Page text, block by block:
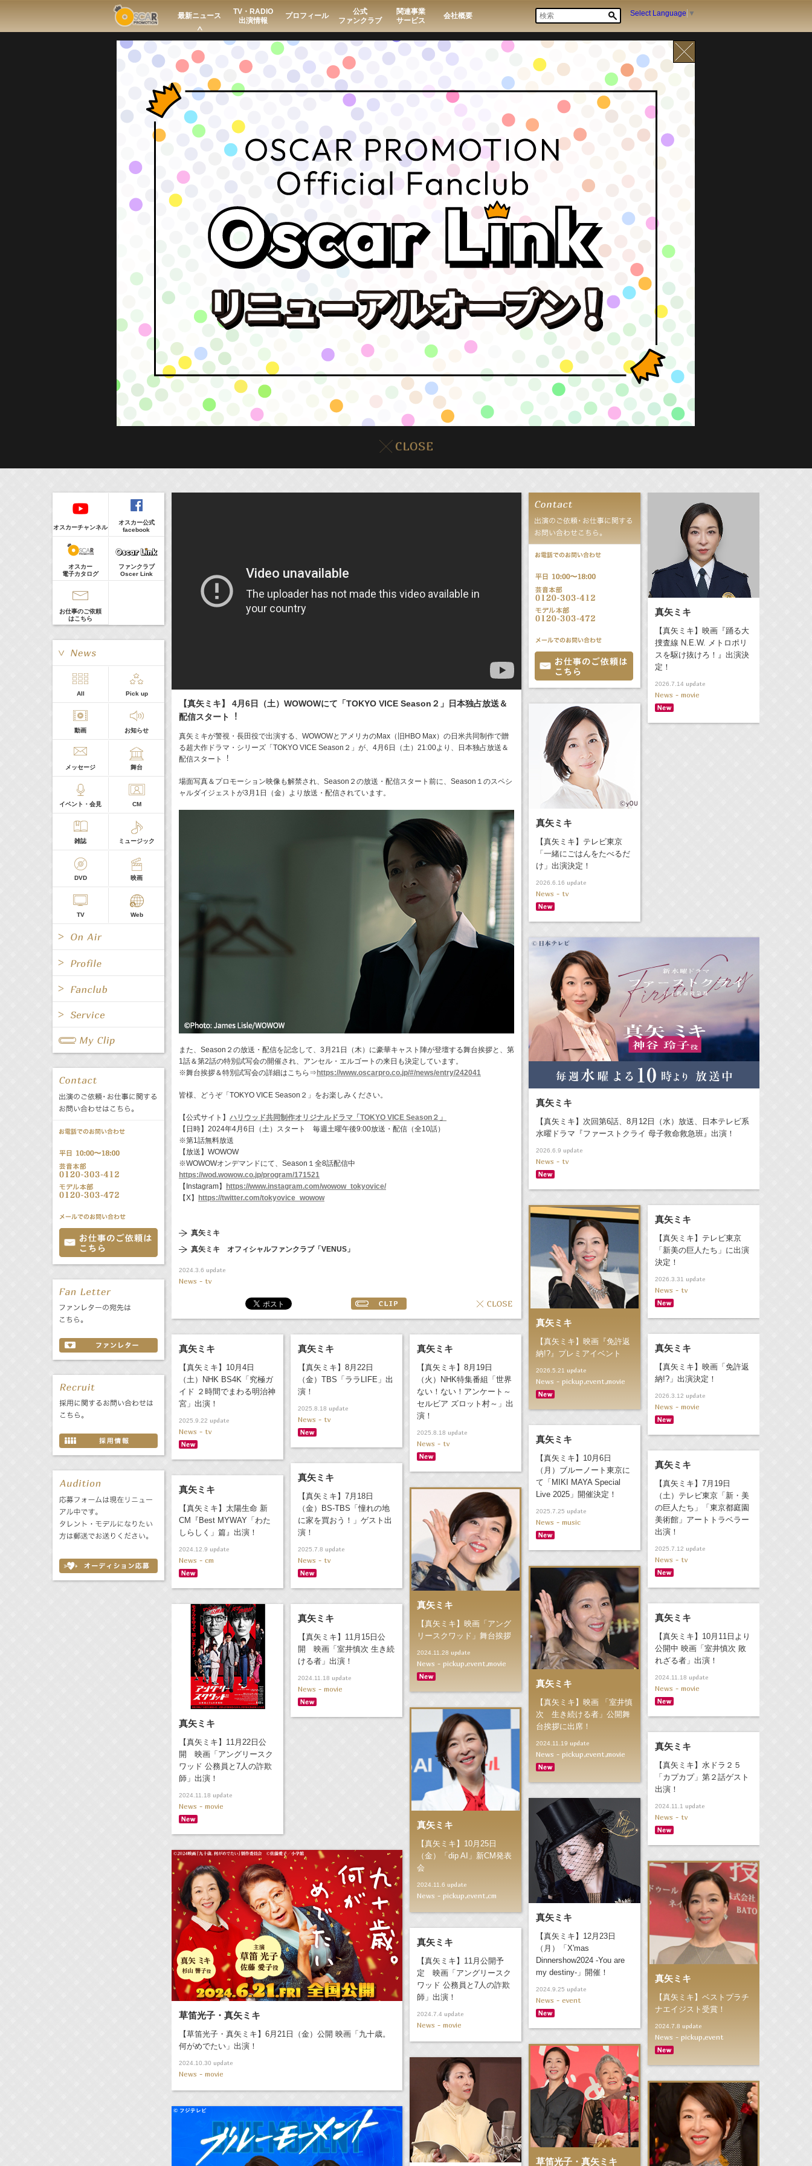
最新ニュース
TV・RADIO
出演情報
プロフィール
公式
ファンクラブ
関連事業
サービス
会社概要 Select Language ▼
8/7(Fri)
イベント
販売情報
17:10-17:30(Radio
河北麻友子のマユコレ！
Tシャツが乾くまで
庄司浩平
> More
【真矢ミキ】 4月6日（土）WOWOWにて「TOKYO VICE Season２」日本独占放送＆
配信スタート︕
真矢ミキが警視・⻑⽥役で出演する、WOWOWとアメリカのMax（旧HBO Max）の⽇米共同制作で贈
る超大作ドラマ・シリーズ「TOKYO VICE Season２」が、4月6日（土）21:00より、日本独占放送＆
配信スタート︕
場⾯写真＆プロモーション映像も解禁され、Season２の放送・配信スタート前に、Season１のスペシ
ャルダイジェストが3月1日（⾦）より放送・配信されています。
また、Season２の放送・配信を記念して、3月21日（木）に豪華キャスト陣が登壇する舞台挨拶と、第
1話＆第2話の特別試写会の開催され、アンセル・エルゴートの来日も決定しています。
※舞台挨拶＆特別試写会の詳細はこちら⇒ https://www.oscarpro.co.jp/#/news/entry/242041
皆様、どうぞ「TOKYO VICE Season２」をお楽しみください。
【公式サイト】 ハリウッド共同制作オリジナルドラマ「TOKYO VICE Season２」
【日時】2024年4月6日（土）スタート 毎週土曜午後9:00放送・配信（全10話）
※第1話無料放送
【放送】WOWOW
※WOWOWオンデマンドにて、Season１全8話配信中
https://wod.wowow.co.jp/program/171521
【Instagram】
https://www.instagram.com/wowow_tokyovice/
【X】
https://twitter.com/tokyovice_wowow
真矢ミキ
真矢ミキ オフィシャルファンクラブ「VENUS」
2024.3.6 update
News - tv
真矢ミキ
【真矢ミキ】映画『踊る大
捜査線 N.E.W. メトロポリ
スを駆け抜けろ！』出演決
定！
2026.7.14 update
News - movie
真矢ミキ
【真矢ミキ】テレビ東京
「一緒にごはんをたべるだ
け」出演決定！
2026.6.16 update
News - tv
真矢ミキ
【真矢ミキ】次回第6話、8月12日（水）放送、日本テレビ系
水曜ドラマ『ファーストクライ 母子救命救急班』出演！
2026.6.9 update
News - tv
真矢ミキ
【真矢ミキ】映画『免許返
納!?』プレミアイベント
2026.5.21 update
News - pickup,event,movie
真矢ミキ
【真矢ミキ】テレビ東京
「新美の巨人たち」に出演
決定！
2026.3.31 update
News - tv
真矢ミキ
【真矢ミキ】映画「免許返
納!?」出演決定！
2026.3.12 update
News - movie
真矢ミキ
【真矢ミキ】10月4日
（土）NHK BS4K「究極ガ
イド ２時間でまわる明治神
宮」出演！
2025.9.22 update
News - tv
真矢ミキ
【真矢ミキ】8月22日
（金）TBS「ララLIFE」出
演！
2025.8.18 update
News - tv
真矢ミキ
【真矢ミキ】8月19日
（火）NHK特集番組「世界
ない！ない！アンケート～
セルビア ズロット村～」出
演！
2025.8.18 update
News - tv 真矢ミキ
【真矢ミキ】10月6日
（月）ブルーノート東京に
て「MIKI MAYA Special
Live 2025」開催決定！
2025.7.25 update
News - music
真矢ミキ
【真矢ミキ】7月19日
（土）テレビ東京「新・美
の巨人たち」「東京都庭園
美術館」アートトラベラー
出演！
2025.7.12 update
News - tv
真矢ミキ
【真矢ミキ】7月18日
（金）BS-TBS「憧れの地
に家を買おう！」ゲスト出
演！
2025.7.8 update
News - tv
真矢ミキ
【真矢ミキ】太陽生命 新
CM『Best MYWAY「わた
しらしく」篇』出演！
2024.12.9 update
News - cm
真矢ミキ
【真矢ミキ】映画「アング
リースクワッド」舞台挨拶
2024.11.28 update
News - pickup,event,movie
真矢ミキ
【真矢ミキ】映画 「室井慎
次 生き続ける者」公開舞
台挨拶に出席！
2024.11.19 update
News - pickup,event,movie
真矢ミキ
【真矢ミキ】10月11日より
公開中 映画「室井慎次 敗
れざる者」出演！
2024.11.18 update
News - movie
真矢ミキ
【真矢ミキ】11月22日公
開 映画「アングリースク
ワッド 公務員と7人の詐欺
師」出演！
2024.11.18 update
News - movie
真矢ミキ
【真矢ミキ】11月15日公
開 映画「室井慎次 生き続
ける者」出演！
2024.11.18 update
News - movie
真矢ミキ
【真矢ミキ】10月25日
（金）「dip AI」新CM発表
会
2024.11.6 update
News - pickup,event,cm
真矢ミキ
【真矢ミキ】水ドラ２５
「カプカプ」第２話ゲスト
出演！
2024.11.1 update
News - tv
草笛光子・真矢ミキ
【草笛光子・真矢ミキ】6月21日（金）公開 映画「九十歳。
何がめでたい」出演！
2024.10.30 update
News - movie
真矢ミキ
【真矢ミキ】12月23日
（月）「X'mas
Dinnershow2024 -You are
my destiny-」開催！
2024.9.25 update
News - event
真矢ミキ
【真矢ミキ】ベストプラチ
ナエイジスト受賞！
2024.7.8 update
News - pickup,event
真矢ミキ
【真矢ミキ】11月公開予
定 映画「アングリースク
ワッド 公務員と7人の詐欺
師」出演！
2024.7.4 update
News - movie
草笛光子・真矢ミキ
オスカーチャンネル
オスカー公式
facebook
オスカー
電子カタログ
ファンクラブ
Oscer Link
お仕事のご依頼
はこちら
All Pick up
動画 お知らせ
メッセージ 舞台
イベント・会見 CM
雑誌 ミュージック
DVD 映画
TV Web
Radio
Radio
All 女優/タレント
グループ
キャスター/レポーター
バラエティ 声優
文化事業部 クリエイター
誕生日 8/7
あ か
さ
た
な
は
ま
や
ら
わ
All Fanclub Page
All 関連事業
公式サービス
Regular
本日の出演
５０音順